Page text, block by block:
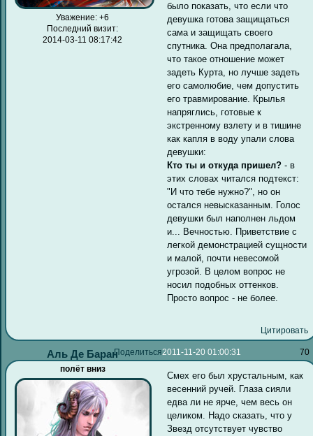
Уважение: +6
Последний визит:
2014-03-11 08:17:42
было показать, что если что
девушка готова защищаться
сама и защищать своего
спутника. Она предполагала,
что такое отношение может
задеть Курта, но лучше задеть
его самолюбие, чем допустить
его травмирование. Крылья
напряглись, готовые к
экстренному взлету и в тишине
как капля в воду упали слова
девушки:
Кто ты и откуда пришел? - в
этих словах читался подтекст:
"И что тебе нужно?", но он
остался невысказанным. Голос
девушки был наполнен льдом
и... Вечностью. Приветствие с
легкой демонстрацией сущности
и малой, почти невесомой
угрозой. В целом вопрос не
носил подобных оттенков.
Просто вопрос - не более.
Цитировать
Поделиться 70
2011-11-20 01:00:31
Аль Де Баран
полёт вниз
Смех его был хрустальным, как
весенний ручей. Глаза сияли
едва ли не ярче, чем весь он
целиком. Надо сказать, что у
Звезд отсутствует чувство